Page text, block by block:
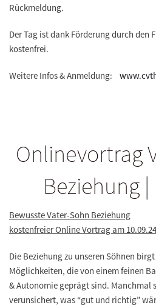
Rückmeldung.
Der Tag ist dank Förderung durch den
kostenfrei.
Weitere Infos & Anmeldung:
Onlinevortrag
Beziehung |
Bewusste Vater-Sohn Beziehung
kostenfreier Online Vortrag am 10.09.24
Die Beziehung zu unseren Söhnen
Möglichkeiten, die von einem feinen
& Autonomie geprägt sind. Manchmal
verunsichert, was “gut und richtig”